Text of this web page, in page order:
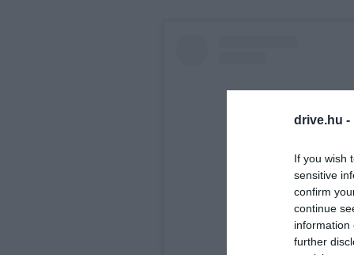
drive.hu -
If you wish
sensitive
confirm
continue
information
further